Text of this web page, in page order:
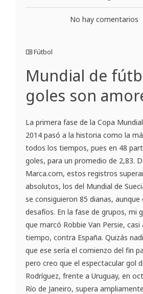
No hay comentarios
Fútbol
Mundial de
goles son
La primera fase de la Copa
2014 pasó a la historia como la
todos los tiempos, pues en 48
goles, para un promedio de 2,83.
Marca.com, estos registros
absolutos, los del Mundial de
se consiguieron 85 dianas, aunque
desafíos. En la fase de grupos, mi
que marcó Robbie Van Persie,
tiempo, contra España. Quizás
que ese sería el comienzo del fin
pero creo que el espectacular gol
Rodríguez, frente a Uruguay, en
Río de Janeiro, supera